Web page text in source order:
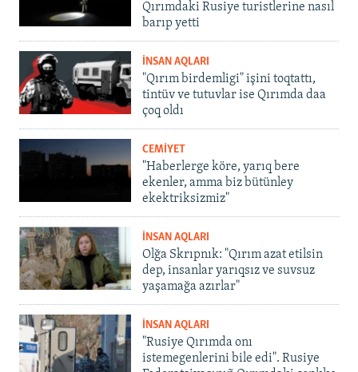
Qırımdaki Rusiye turistlerine nasıl
barıp yetti
İNSAN AQLARI
"Qırım birdemligi" işini toqtattı,
tintüv ve tutuvlar ise Qırımda daa
çoq oldı
CEMİYET
"Haberlerge köre, yarıq bere
ekenler, amma biz bütünley
ekektriksizmiz"
İNSAN AQLARI
Olğa Skrıpnık: "Qırım azat etilsin
dep, insanlar yarıqsız ve suvsuz
yaşamağa azırlar"
İNSAN AQLARI
"Rusiye Qırımda onı
istemegenlerini bile edi". Rusiye